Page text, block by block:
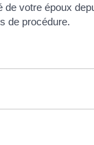
votre époux
de procédure.